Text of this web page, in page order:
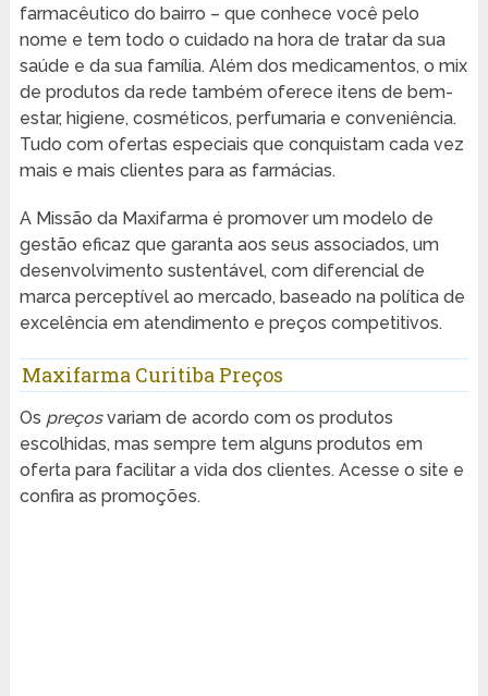
farmacêutico do bairro – que conhece você pelo
nome e tem todo o cuidado na hora de tratar da sua
saúde e da sua família. Além dos medicamentos, o mix
de produtos da rede também oferece itens de bem-
estar, higiene, cosméticos, perfumaria e conveniência.
Tudo com ofertas especiais que conquistam cada vez
mais e mais clientes para as farmácias.
A Missão da Maxifarma é promover um modelo de
gestão eficaz que garanta aos seus associados, um
desenvolvimento sustentável, com diferencial de
marca perceptível ao mercado, baseado na política de
excelência em atendimento e preços competitivos.
Maxifarma Curitiba Preços
Os preçosvariam de acordo com os produtos
escolhidas, mas sempre tem alguns produtos em
oferta para facilitar a vida dos clientes. Acesse o site e
confira as promoções.